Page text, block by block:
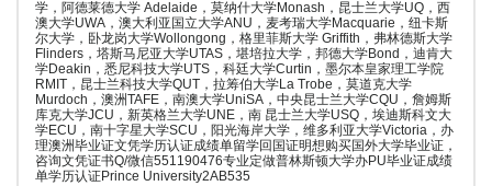
学，阿德莱德大学 Adelaide，莫纳什大学Monash，昆士兰大学UQ，西
澳大学UWA，澳大利亚国立大学ANU，麦考瑞大学Macquarie，纽卡斯
尔大学，卧龙岗大学Wollongong，格里菲斯大学 Griffith，弗林德斯大学
Flinders，塔斯马尼亚大学UTAS，堪培拉大学，邦德大学Bond，迪肯大
学Deakin，悉尼科技大学UTS，科廷大学Curtin，墨尔本皇家理工学院
RMIT，昆士兰科技大学QUT，拉筹伯大学La Trobe，莫道克大学
Murdoch，澳洲TAFE，南澳大学UniSA，中央昆士兰大学CQU，詹姆斯
库克大学JCU，新英格兰大学UNE，南 昆士兰大学USQ，埃迪斯科文大
学ECU，南十字星大学SCU，阳光海岸大学，维多利亚大学Victoria，办
理澳洲毕业证文凭学历认证成绩单留学回国证明想购买国外大学毕业证，
咨询文凭证书Q/微信551190476专业定做普林斯顿大学办PU毕业证成绩
单学历认证Prince University2AB535